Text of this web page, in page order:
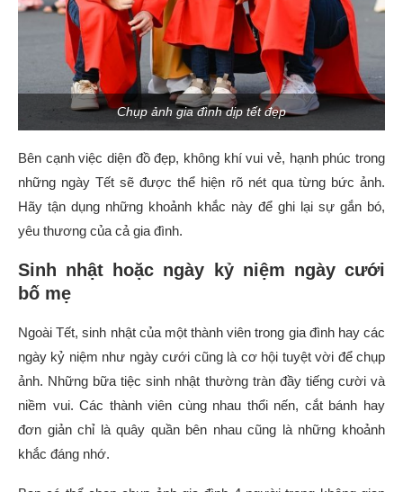
Chụp ảnh gia đình dịp tết đẹp
Bên cạnh việc diện đồ đẹp, không khí vui vẻ, hạnh phúc trong
những ngày Tết sẽ được thể hiện rõ nét qua từng bức ảnh.
Hãy tận dụng những khoảnh khắc này để ghi lại sự gắn bó,
yêu thương của cả gia đình.
Sinh nhật hoặc ngày kỷ niệm ngày cưới
bố mẹ
Ngoài Tết, sinh nhật của một thành viên trong gia đình hay các
ngày kỷ niệm như ngày cưới cũng là cơ hội tuyệt vời để chụp
ảnh. Những bữa tiệc sinh nhật thường tràn đầy tiếng cười và
niềm vui. Các thành viên cùng nhau thổi nến, cắt bánh hay
đơn giản chỉ là quây quần bên nhau cũng là những khoảnh
khắc đáng nhớ.